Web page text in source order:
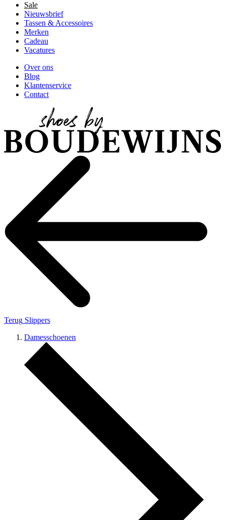
Sale
Nieuwsbrief
Tassen & Accessoires
Merken
Cadeau
Vacatures
Over ons
Blog
Klantenservice
Contact
Terug Slippers
Damesschoenen